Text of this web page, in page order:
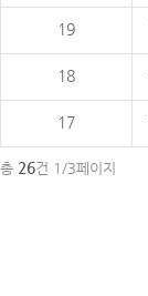
19
18
17
총 26건 1/3페이지